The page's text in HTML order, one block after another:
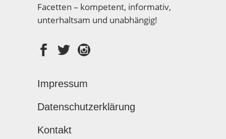
Facetten – kompetent, informativ,
unterhaltsam und unabhängig!
Impressum
Datenschutzerklärung
Kontakt